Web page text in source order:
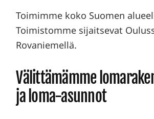
Toimimme koko Suomen
Toimistomme sijaitsevat
Rovaniemellä.
Välittämämme
ja loma-asunnot